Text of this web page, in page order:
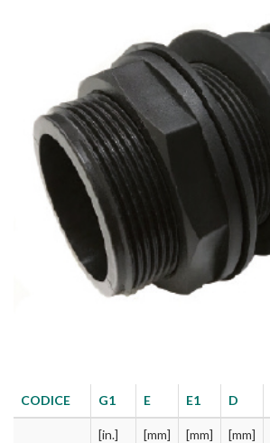
CODICE G1 E E1 D
[in.] [mm] [mm] [mm]